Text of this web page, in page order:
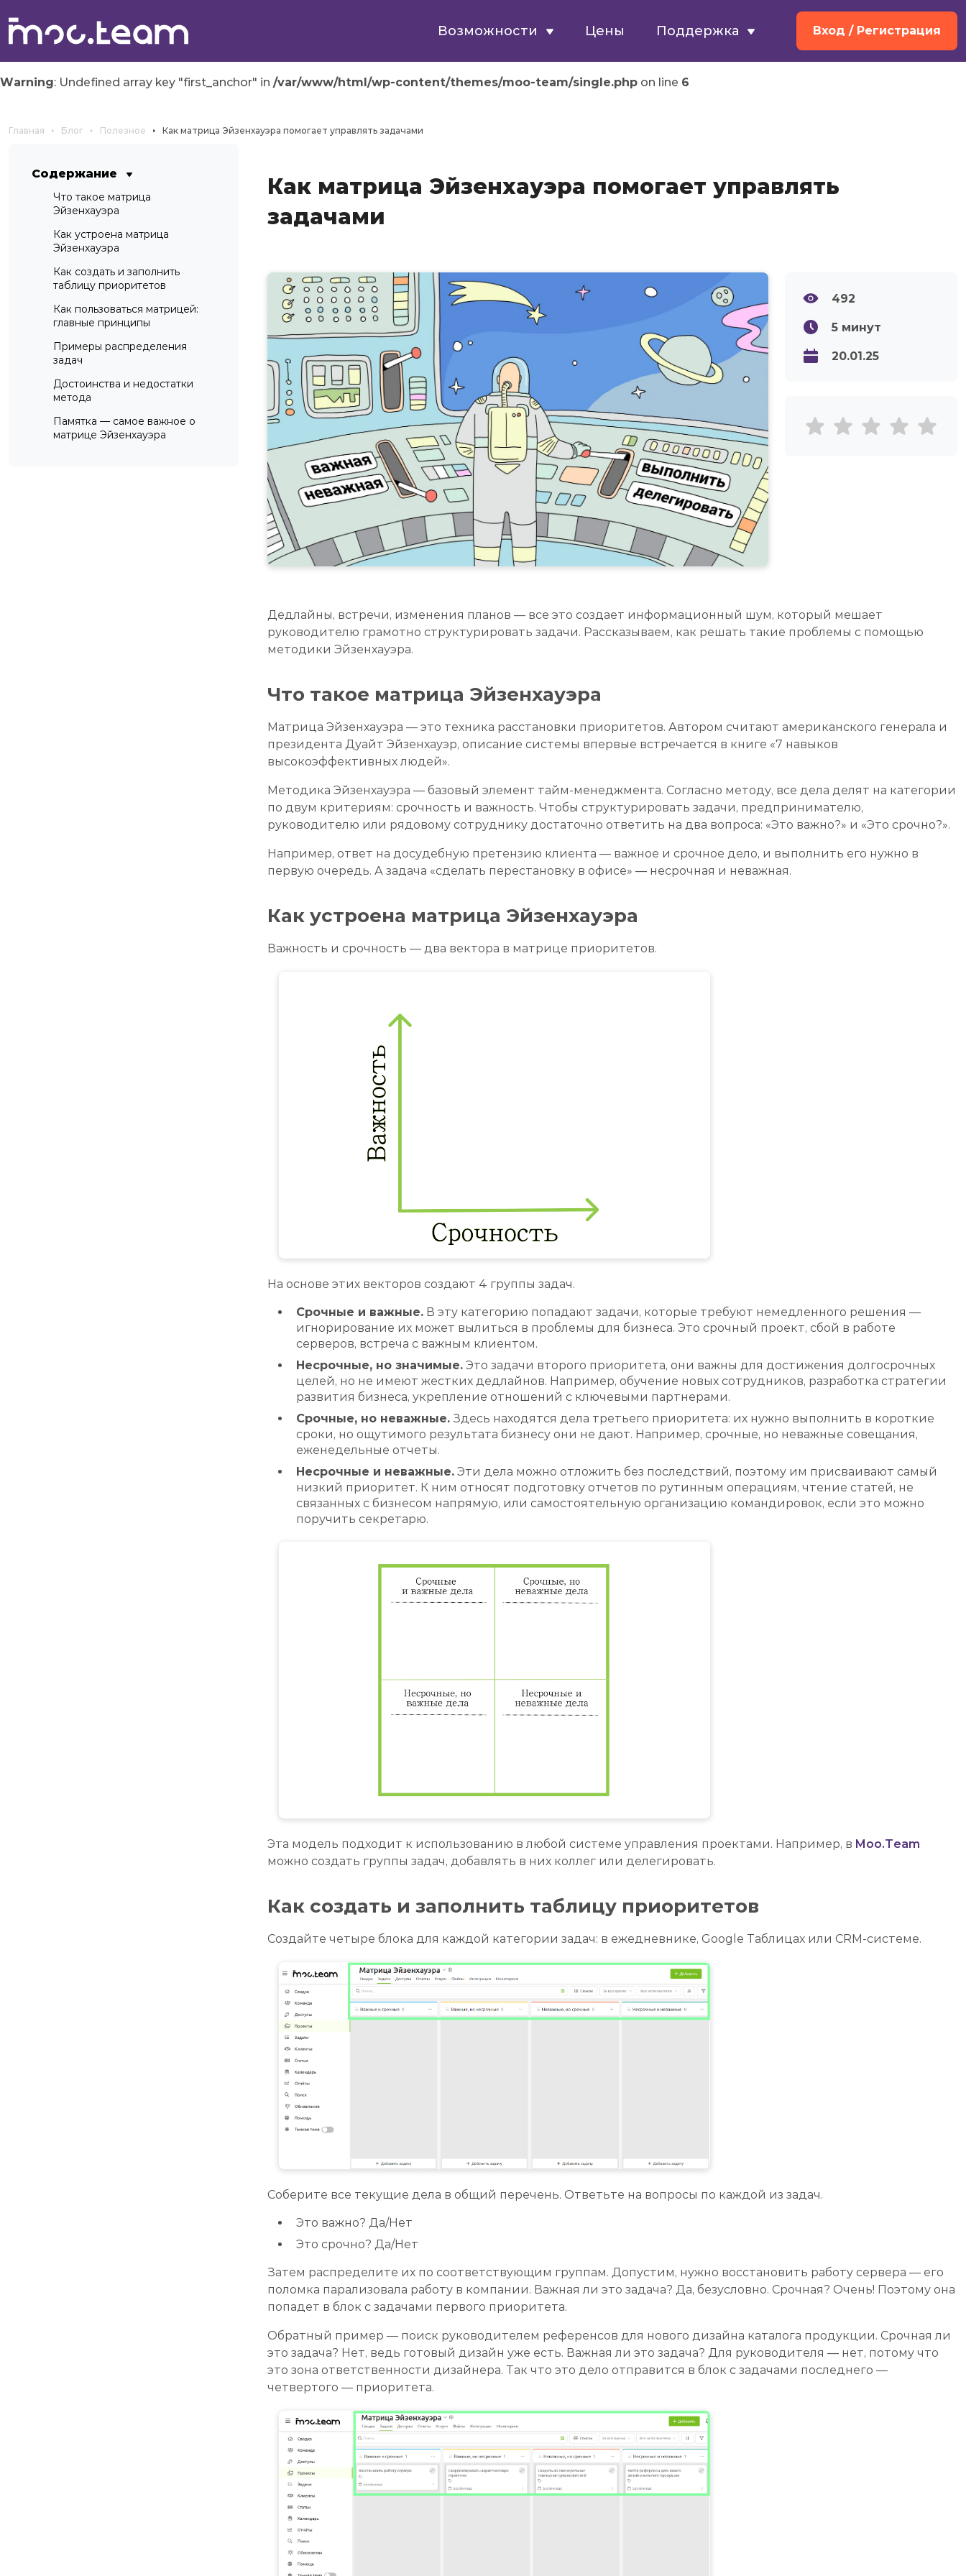
Возможности Цены Поддержка Вход / Регистрация
Warning: Undefined array key "first_anchor" in /var/www/html/wp-content/themes/moo-team/single.php on line 6
Главная Блог Полезное Как матрица Эйзенхауэра помогает управлять задачами
Содержание
Что такое матрица
Эйзенхауэра
Как устроена матрица
Эйзенхауэра
Как создать и заполнить
таблицу приоритетов
Как пользоваться матрицей:
главные принципы
Примеры распределения
задач
Достоинства и недостатки
метода
Памятка — самое важное о
матрице Эйзенхауэра
Как матрица Эйзенхауэра помогает управлять
задачами
492
5 минут
20.01.25
Дедлайны, встречи, изменения планов — все это создает информационный шум, который мешает
руководителю грамотно структурировать задачи. Рассказываем, как решать такие проблемы с помощью
методики Эйзенхауэра.
Что такое матрица Эйзенхауэра
Матрица Эйзенхауэра — это техника расстановки приоритетов. Автором считают американского генерала и
президента Дуайт Эйзенхауэр, описание системы впервые встречается в книге «7 навыков
высокоэффективных людей».
Методика Эйзенхауэра — базовый элемент тайм-менеджмента. Согласно методу, все дела делят на категории
по двум критериям: срочность и важность. Чтобы структурировать задачи, предпринимателю,
руководителю или рядовому сотруднику достаточно ответить на два вопроса: «Это важно?» и «Это срочно?».
Например, ответ на досудебную претензию клиента — важное и срочное дело, и выполнить его нужно в
первую очередь. А задача «сделать перестановку в офисе» — несрочная и неважная.
Как устроена матрица Эйзенхауэра
Важность и срочность — два вектора в матрице приоритетов.
На основе этих векторов создают 4 группы задач.
Срочные и важные. В эту категорию попадают задачи, которые требуют немедленного решения —
игнорирование их может вылиться в проблемы для бизнеса. Это срочный проект, сбой в работе
серверов, встреча с важным клиентом.
Несрочные, но значимые. Это задачи второго приоритета, они важны для достижения долгосрочных
целей, но не имеют жестких дедлайнов. Например, обучение новых сотрудников, разработка стратегии
развития бизнеса, укрепление отношений с ключевыми партнерами.
Срочные, но неважные. Здесь находятся дела третьего приоритета: их нужно выполнить в короткие
сроки, но ощутимого результата бизнесу они не дают. Например, срочные, но неважные совещания,
еженедельные отчеты.
Несрочные и неважные. Эти дела можно отложить без последствий, поэтому им присваивают самый
низкий приоритет. К ним относят подготовку отчетов по рутинным операциям, чтение статей, не
связанных с бизнесом напрямую, или самостоятельную организацию командировок, если это можно
поручить секретарю.
Эта модель подходит к использованию в любой системе управления проектами. Например, в Moo.Team
можно создать группы задач, добавлять в них коллег или делегировать.
Как создать и заполнить таблицу приоритетов
Создайте четыре блока для каждой категории задач: в ежедневнике, Google Таблицах или CRM-системе.
Соберите все текущие дела в общий перечень. Ответьте на вопросы по каждой из задач.
Это важно? Да/Нет
Это срочно? Да/Нет
Затем распределите их по соответствующим группам. Допустим, нужно восстановить работу сервера — его
поломка парализовала работу в компании. Важная ли это задача? Да, безусловно. Срочная? Очень! Поэтому она
попадет в блок с задачами первого приоритета.
Обратный пример — поиск руководителем референсов для нового дизайна каталога продукции. Срочная ли
это задача? Нет, ведь готовый дизайн уже есть. Важная ли это задача? Для руководителя — нет, потому что
это зона ответственности дизайнера. Так что это дело отправится в блок с задачами последнего —
четвертого — приоритета.